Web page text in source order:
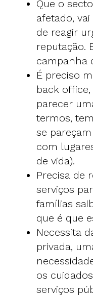
Que o
afetado,
de reagir
reputação.
campanha
É preciso
back
parecer
termos,
se
com
de vida).
Precisa de
serviços
famílias
que é que
Necessita
privada,
os
serviços